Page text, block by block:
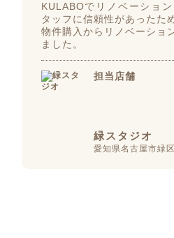
KULABOでリノベーショ
タッフに信頼性があったた
物件購入からリノベーショ
ました。
担当店舗
緑スタジオ
愛知県名古屋市緑